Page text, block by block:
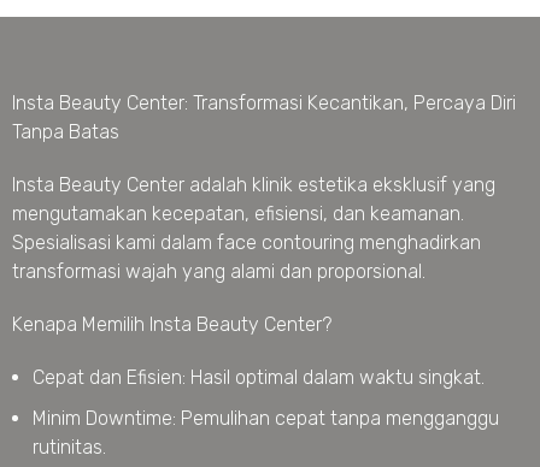
Insta Beauty Center: Transformasi Kecantikan, Percaya Diri
Tanpa Batas
Insta Beauty Center adalah klinik estetika eksklusif yang
mengutamakan kecepatan, efisiensi, dan keamanan.
Spesialisasi kami dalam face contouring menghadirkan
transformasi wajah yang alami dan proporsional.
Kenapa Memilih Insta Beauty Center?
Cepat dan Efisien: Hasil optimal dalam waktu singkat.
Minim Downtime: Pemulihan cepat tanpa mengganggu
rutinitas.